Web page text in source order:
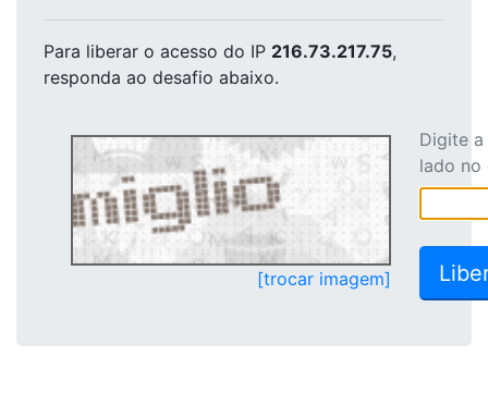
Para liberar o acesso do IP 216.73.217.75,
responda ao desafio abaixo.
[trocar imagem]
Digite
lado no